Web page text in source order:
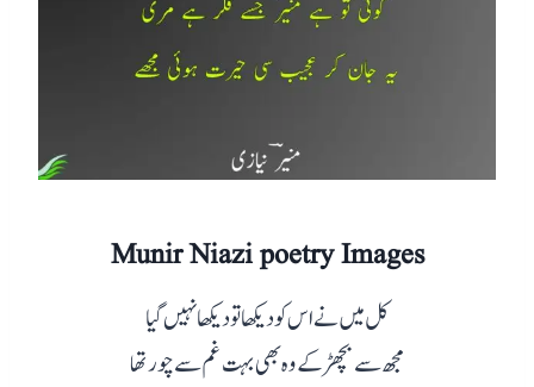
Munir Niazi poetry Images
کل میں نے اس کو دیکھا تو دیکھا نہیں گیا
مجھ سے بچھڑ کے وہ بھی بہت غم سے چور تھا